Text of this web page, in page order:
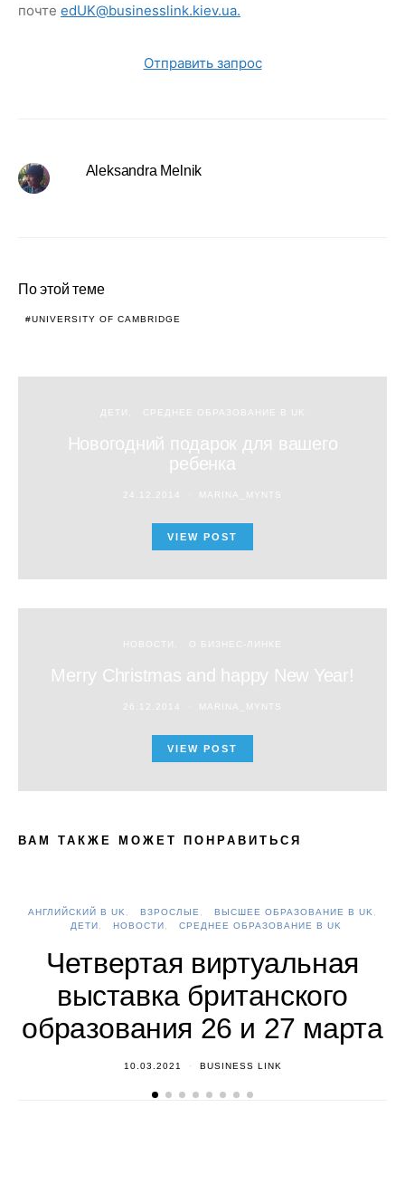
почте edUK@businesslink.kiev.ua.
Отправить запрос
Aleksandra Melnik
По этой теме
UNIVERSITY OF CAMBRIDGE
ДЕТИ СРЕДНЕЕ ОБРАЗОВАНИЕ В UK
Новогодний подарок для вашего
ребенка
24.12.2014 MARINA_MYNTS
VIEW POST
О БИЗНЕС-ЛИНКЕ
Merry Christmas and happy New Year!
26.12.2014 MARINA_MYNTS
VIEW POST
ВАМ ТАКЖЕ МОЖЕТ ПОНРАВИТЬСЯ
АНГЛИЙСКИЙ В UK ВЗРОСЛЫЕ
ВЫСШЕЕ ОБРАЗОВАНИЕ В UK
ДЕТИ
НОВОСТИ СРЕДНЕЕ ОБРАЗОВАНИЕ В UK
Четвертая виртуальная
выставка британского
образования 26 и 27 марта
10.03.2021 BUSINESS LINK